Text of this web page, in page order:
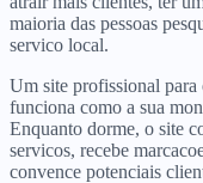
maioria das pessoas
servico local.
Um site profissional para
funciona como a sua
Enquanto dorme, o site
servicos, recebe
convence potenciais